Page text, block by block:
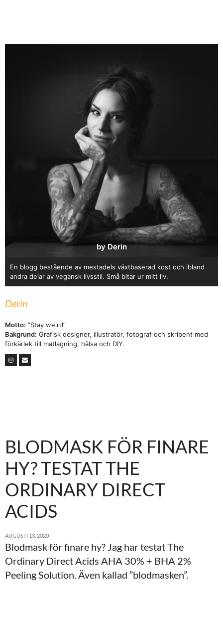
by Derin
En blogg bestående av mestadels växtbaserad kost och ibland
andra delar av vegansk livsstil. Små bitar ur mitt liv.
Derin
Motto: ”Stay weird”
Bakgrund: Grafisk designer, illustratör, fotograf och skribent med
förkärlek till matlagning, hälsa och DIY.
BLODMASK FÖR FINARE
HY? TESTAT THE
ORDINARY DIRECT
ACIDS
AUGUSTI 13, 2020
Blodmask för finare hy? Jag har testat The
Ordinary Direct Acids AHA 30% + BHA 2%
Peeling Solution. Även kallad ”blodmasken”.